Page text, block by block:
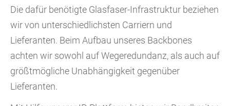
Die dafür benötigte Glasfaser-Infrastruktur beziehen
wir von unterschiedlichsten Carriern und
Lieferanten. Beim Aufbau unseres Backbones
achten wir sowohl auf Wegeredundanz, als auch auf
größtmögliche Unabhängigkeit gegenüber
Lieferanten.